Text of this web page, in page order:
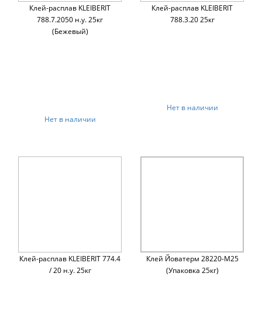
Клей-расплав KLEIBERIT
788.7.2050 н.у. 25кг
(Бежевый)
Нет в наличии
Клей-расплав KLEIBERIT
788.3.20 25кг
Нет в наличии
Клей-расплав KLEIBERIT 774.4
/ 20 н.у. 25кг
Клей Йоватерм 28220-М25
(Упаковка 25кг)